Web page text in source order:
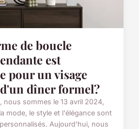
de boucle
est
pour un visage
dîner formel?
nous sommes le 13 avril 2024,
mode, le style et l'élégance sont
Aujourd'hui, nous